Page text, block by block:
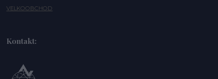
VELKOOBCHOD
Kontakt: